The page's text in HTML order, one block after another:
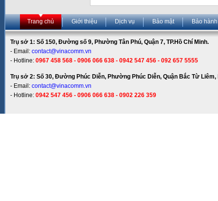
Trang chủ Giới thiệu Dịch vụ Bảo mật Bảo hành
Trụ sở 1: Số 150, Đường số 9, Phường Tân Phú, Quận 7, TP.Hồ Chí Minh.
- Email: contact@vinacomm.vn
- Hotline: 0967 458 568 - 0906 066 638 - 0942 547 456 - 092 657 5555
Trụ sở 2: Số 30, Đường Phúc Diễn, Phường Phúc Diễn, Quận Bắc Từ Liêm,
- Email: contact@vinacomm.vn
- Hotline: 0942 547 456 - 0906 066 638 - 0902 226 359